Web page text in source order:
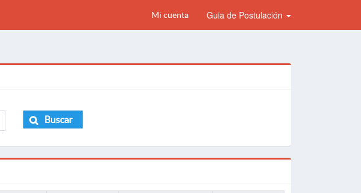
Mi cuenta Guia de Postulación
Buscar